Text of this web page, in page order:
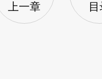
上一章